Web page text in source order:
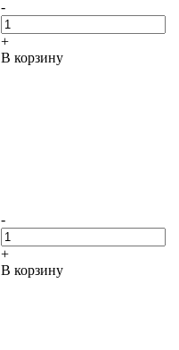
-
+
В корзину
-
+
В корзину